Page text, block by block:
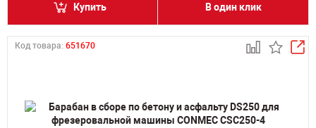
Купить В один клик
Код товара: 651670